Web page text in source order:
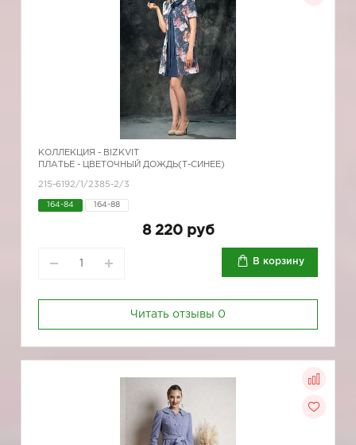
КОЛЛЕКЦИЯ - BIZKVIT
ПЛАТЬЕ - ЦВЕТОЧНЫЙ ДОЖДЬ(Т-СИНЕЕ)
215-6192/1/2385-2/3
164-84 164-88
8 220 руб
В корзину
Читать отзывы 0